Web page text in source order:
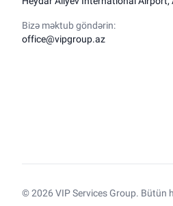
Bizə məktub göndərin:
office@vipgroup.az
© 2026 VIP Services Group. Bütün